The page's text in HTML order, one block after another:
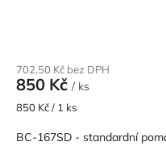
702,50 Kč bez DPH
850 Kč / ks
Měrná
850 Kč / 1 ks
BC-167SD - standardní